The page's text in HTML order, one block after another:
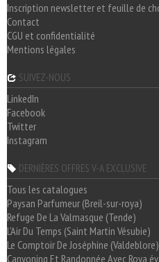
Inscription newsletter et feuille de
Contact
CGU et confidentialité
Mentions légales
SUIVEZ-NOUS
LinkedIn
Facebook
Twitter
Instagram
DERNIÈRES OFFRES V-A EXCLUSIVE
Tous les catalogues
Paysan Parfumeur (Breil-sur-roya)
Refuge De La Valmasque (Tende)
L'Air Du Temps (Saint Martin Vésubie)
Le Comptoir De Joséphine (Valdeblore)
Canyoning Et Randonnée Avec Roya